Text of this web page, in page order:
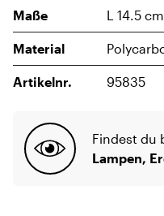
Maße L 14.5
Material
Artikelnr. 95835
Findest du
Lampen,